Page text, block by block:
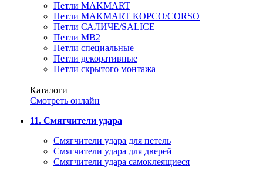
Петли MAKMART
Петли MAKMART КОРСО/CORSO
Петли САЛИЧЕ/SALICE
Петли MB2
Петли специальные
Петли декоративные
Петли скрытого монтажа
Каталоги
Смотреть онлайн
11. Смягчители удара
Смягчители удара для петель
Смягчители удара для дверей
Cмягчители удара самоклеящиеся